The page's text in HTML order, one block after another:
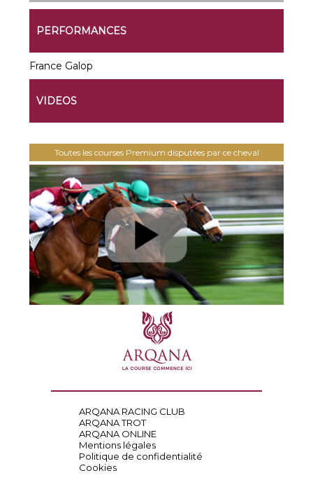
PERFORMANCES
France Galop
VIDEOS
Toutes les courses Premium disputées par ce cheval
ARQANA RACING CLUB
ARQANA TROT
ARQANA ONLINE
Mentions légales
Politique de confidentialité
Cookies